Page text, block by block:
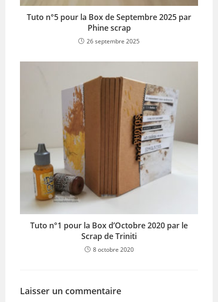
Tuto n°5 pour la Box de Septembre 2025 par
Phine scrap
26 septembre 2025
Tuto n°1 pour la Box d’Octobre 2020 par le
Scrap de Triniti
8 octobre 2020
Laisser un commentaire